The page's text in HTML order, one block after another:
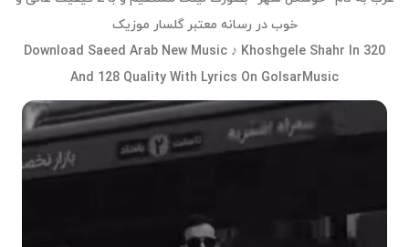
خوب در رسانه معتبر گلسار موزیک
Download Saeed Arab New Music ♪ Khoshgele Shahr In 320
And 128 Quality With Lyrics On GolsarMusic